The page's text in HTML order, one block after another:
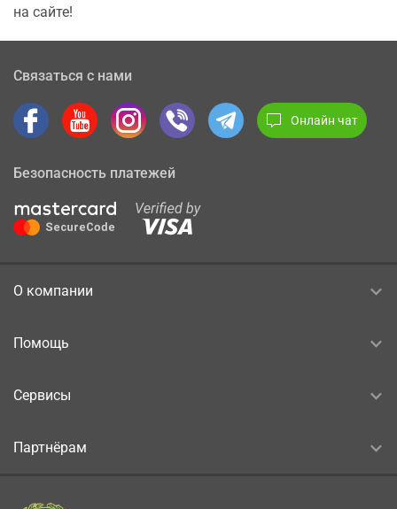
на сайте!
Связаться с нами
Онлайн чат
Безопасность платежей
О компании
Помощь
Сервисы
Партнёрам